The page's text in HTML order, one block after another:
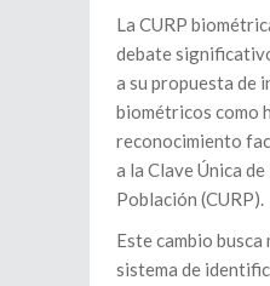
La CURP
debate
a su propuesta de
biométricos como
reconocimiento
a la Clave Única
Población (CURP).
Este cambio
sistema de